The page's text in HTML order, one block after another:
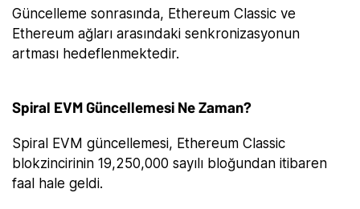
Güncelleme sonrasında, Ethereum Classic ve
Ethereum ağları arasındaki senkronizasyonun
artması hedeflenmektedir.
Spiral EVM Güncellemesi Ne Zaman?
Spiral EVM güncellemesi, Ethereum Classic
blokzincirinin 19,250,000 sayılı bloğundan itibaren
faal hale geldi.